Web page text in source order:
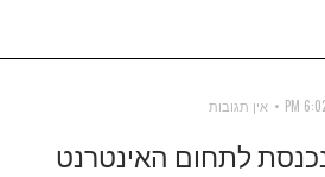
6:02 אין תגובות